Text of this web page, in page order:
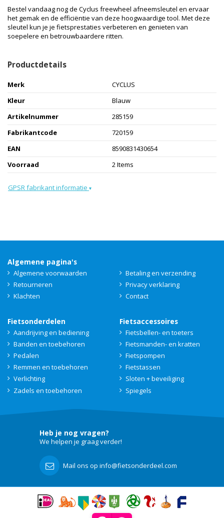
Bestel vandaag nog de Cyclus freewheel afneemsleutel en ervaar
het gemak en de efficiëntie van deze hoogwaardige tool. Met deze
sleutel kun je je fietsprestaties verbeteren en genieten van
soepelere en betrouwbaardere ritten.
Productdetails
Merk
CYCLUS
Kleur
Blauw
Artikelnummer
285159
Fabrikantcode
720159
EAN
8590831430654
Voorraad
2 Items
GPSR fabrikant informatie ▾
Algemene pagina's
Algemene voorwaarden
Betaling en verzending
Retourneren
Privacy verklaring
Klachten
Contact
Fietsonderdelen
Aandrijving en bediening
Banden en toebehoren
Pedalen
Remmen en toebehoren
Verlichting
Zadels en toebehoren
Fietsaccessoires
Fietsbellen- en toeters
Fietsmanden- en kratten
Fietspompen
Fietstassen
Sloten + beveiliging
Spiegels
Heb je nog vragen?
We helpen je graag verder!
Mail ons op info@fietsonderdeel.com